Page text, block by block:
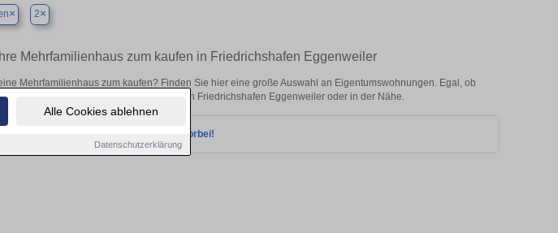
Alle Cookies ablehnen
Datenschutzerklärung
× 2×
Mehrfamilienhaus zum kaufen in Friedrichshafen Eggenweiler
Mehrfamilienhaus zum kaufen? Finden Sie hier eine große Auswahl an Eigentumswohnungen. Egal, ob
– hier finden Sie Ihre Immobilie in Friedrichshafen Eggenweiler oder in der Nähe.
finden. Schauen Sie bald wieder vorbei!